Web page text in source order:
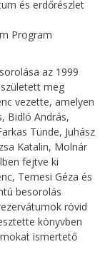
és erdőrészlet
Program
az 1999
meg
vezette, amelyen
Bidló András,
Tünde, Juhász
Katalin, Molnár
fejtve ki
Temesi Géza és
besorolás
rövid
könyvben
ismertető